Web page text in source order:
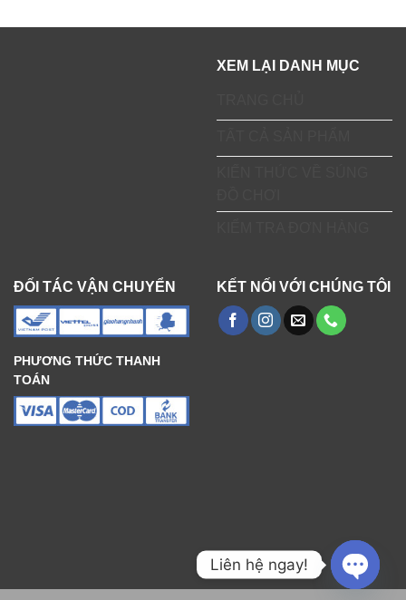
XEM LẠI DANH MỤC
ĐỐI TÁC VẬN CHUYỂN
PHƯƠNG THỨC THANH
TOÁN
KẾT NỐI VỚI CHÚNG TÔI
Liên hệ ngay!